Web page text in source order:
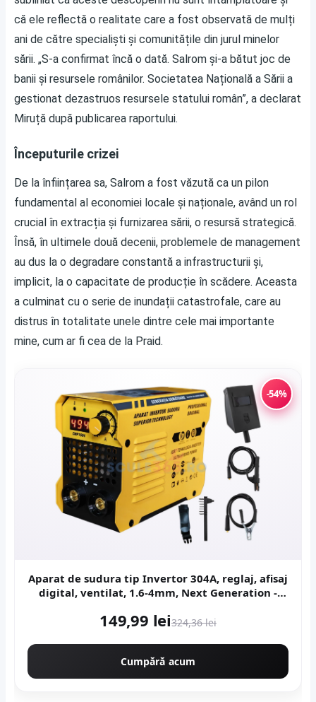
că ele reflectă o realitate care a fost observată de mulți
ani de către specialiști și comunitățile din jurul minelor
sării. „S-a confirmat încă o dată. Salrom şi-a bătut joc de
banii şi resursele românilor. Societatea Națională a Sării a
gestionat dezastruos resursele statului român”, a declarat
Miruță după publicarea raportului.
Începuturile crizei
De la înființarea sa, Salrom a fost văzută ca un pilon
fundamental al economiei locale și naționale, având un rol
crucial în extracția și furnizarea sării, o resursă strategică.
Însă, în ultimele două decenii, problemele de management
au dus la o degradare constantă a infrastructurii și,
implicit, la o capacitate de producție în scădere. Aceasta
a culminat cu o serie de inundații catastrofale, care au
distrus în totalitate unele dintre cele mai importante
mine, cum ar fi cea de la Praid.
-54%
Aparat de sudura tip Invertor 304A, reglaj, afisaj
digital, ventilat, 1.6-4mm, Next Generation -
149,99 lei324,36 lei
Cumpără acum